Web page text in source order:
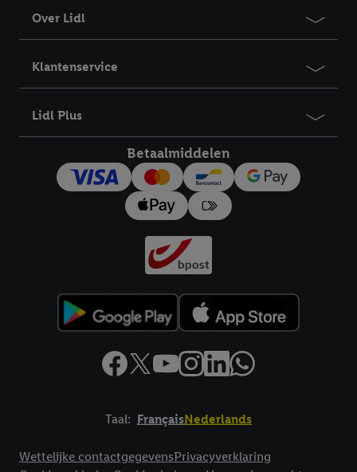
Over Lidl
Klantenservice
Lidl Plus
Betaalmiddelen
Taal: FrançaisNederlands
Wettelijke contactgegevensPrivacyverklaring